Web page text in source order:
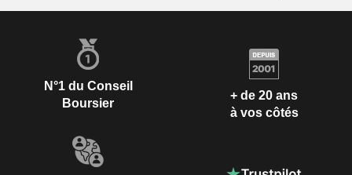
N°1 du Conseil
Boursier
+ de 20 ans
à vos côtés